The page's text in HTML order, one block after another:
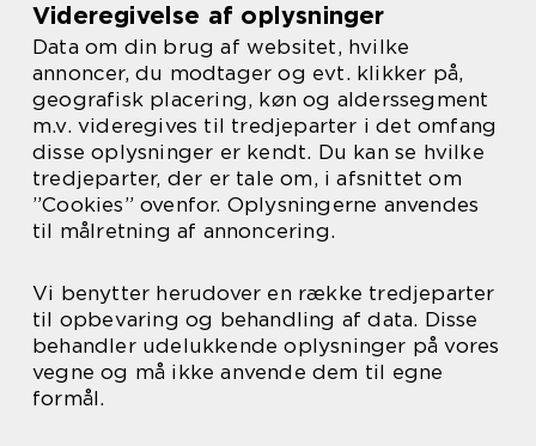
Videregivelse af oplysninger
Data om din brug af websitet, hvilke
annoncer, du modtager og evt. klikker på,
geografisk placering, køn og alderssegment
m.v. videregives til tredjeparter i det omfang
disse oplysninger er kendt. Du kan se hvilke
tredjeparter, der er tale om, i afsnittet om
”Cookies” ovenfor. Oplysningerne anvendes
til målretning af annoncering.
Vi benytter herudover en række tredjeparter
til opbevaring og behandling af data. Disse
behandler udelukkende oplysninger på vores
vegne og må ikke anvende dem til egne
formål.